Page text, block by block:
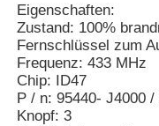
Eigenschaften:
Zustand: 100%
Fernschlüssel zum
Frequenz: 433 MHz
Chip: ID47
P / n: 95440- J4000 /
Knopf: 3